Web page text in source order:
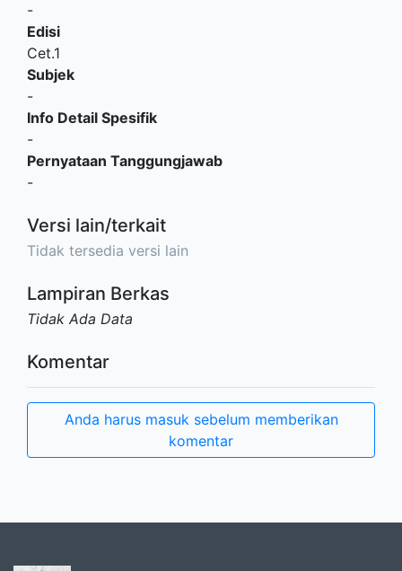
-
Edisi
Cet.1
Subjek
-
Info Detail Spesifik
-
Pernyataan Tanggungjawab
-
Versi lain/terkait
Tidak tersedia versi lain
Lampiran Berkas
Tidak Ada Data
Komentar
Anda harus masuk sebelum memberikan
komentar